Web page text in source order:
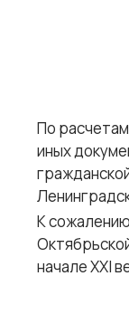
По
иных
К
начале ХХI